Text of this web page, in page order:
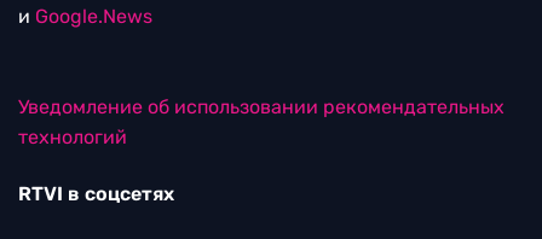
и Google.News
Уведомление об использовании рекомендательных
технологий
RTVI в соцсетях